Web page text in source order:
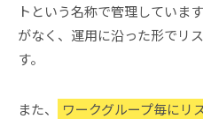
トという名称で管理していま
がなく、運用に沿った形でリ
す。
また、
ワークグループ毎にリ